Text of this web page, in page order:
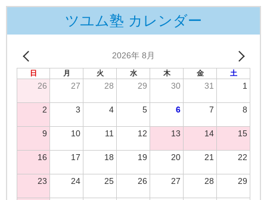
ツユム塾 カレンダー
2026年 8月
日 月 火 水 木 金 土
26 27 28 29 30 31 1
2 3 4 5 6 7 8
9 10 11 12 13 14 15
16 17 18 19 20 21 22
23 24 25 26 27 28 29